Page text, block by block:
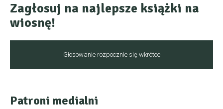
Zagłosuj na najlepsze książki na
wiosnę!
Głosowanie rozpocznie się wkrótce
Patroni medialni